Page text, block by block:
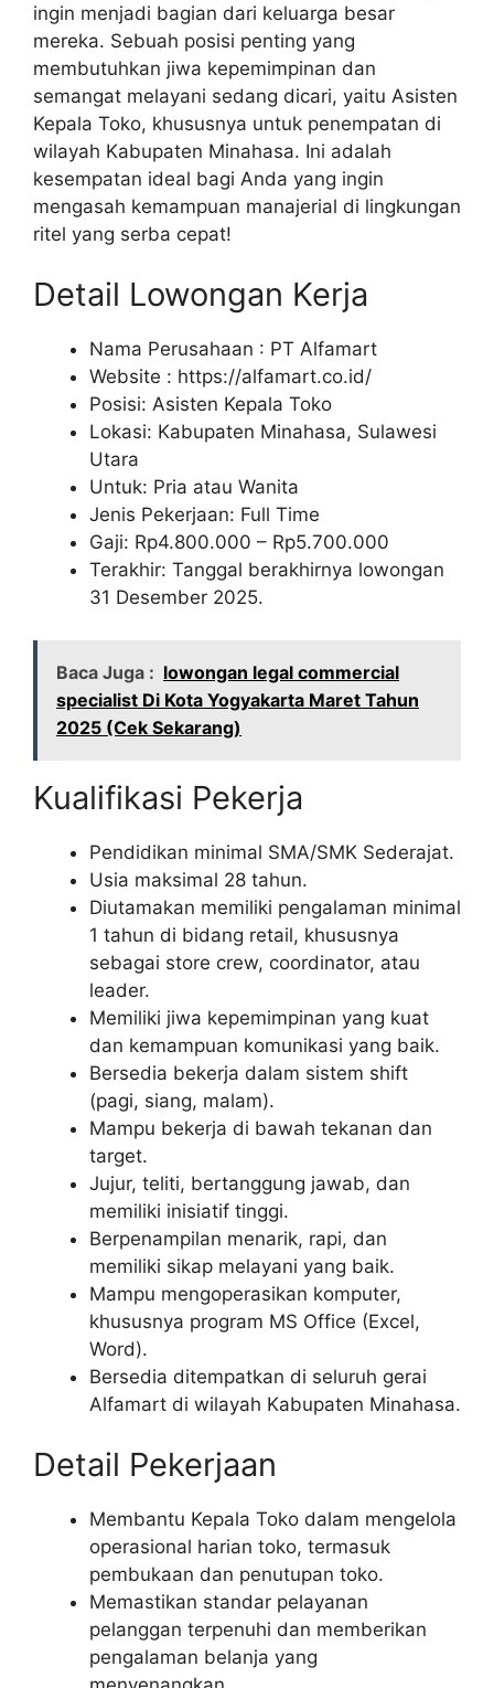
ingin menjadi bagian dari keluarga besar
mereka. Sebuah posisi penting yang
membutuhkan jiwa kepemimpinan dan
semangat melayani sedang dicari, yaitu Asisten
Kepala Toko, khususnya untuk penempatan di
wilayah Kabupaten Minahasa. Ini adalah
kesempatan ideal bagi Anda yang ingin
mengasah kemampuan manajerial di lingkungan
ritel yang serba cepat!
Detail Lowongan Kerja
Nama Perusahaan : PT Alfamart
Website : https://alfamart.co.id/
Posisi: Asisten Kepala Toko
Lokasi: Kabupaten Minahasa, Sulawesi
Utara
Untuk: Pria atau Wanita
Jenis Pekerjaan: Full Time
Gaji: Rp4.800.000 – Rp5.700.000
Terakhir: Tanggal berakhirnya lowongan
31 Desember 2025.
Baca Juga : lowongan legal commercial
specialist Di Kota Yogyakarta Maret Tahun
2025 (Cek Sekarang)
Kualifikasi Pekerja
Pendidikan minimal SMA/SMK Sederajat.
Usia maksimal 28 tahun.
Diutamakan memiliki pengalaman minimal
1 tahun di bidang retail, khususnya
sebagai store crew, coordinator, atau
leader.
Memiliki jiwa kepemimpinan yang kuat
dan kemampuan komunikasi yang baik.
Bersedia bekerja dalam sistem shift
(pagi, siang, malam).
Mampu bekerja di bawah tekanan dan
target.
Jujur, teliti, bertanggung jawab, dan
memiliki inisiatif tinggi.
Berpenampilan menarik, rapi, dan
memiliki sikap melayani yang baik.
Mampu mengoperasikan komputer,
khususnya program MS Office (Excel,
Word).
Bersedia ditempatkan di seluruh gerai
Alfamart di wilayah Kabupaten Minahasa.
Detail Pekerjaan
Membantu Kepala Toko dalam mengelola
operasional harian toko, termasuk
pembukaan dan penutupan toko.
Memastikan standar pelayanan
pelanggan terpenuhi dan memberikan
pengalaman belanja yang